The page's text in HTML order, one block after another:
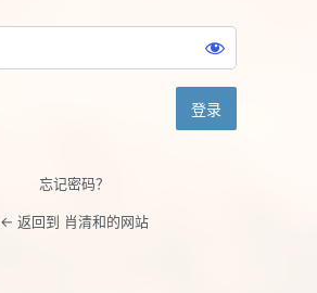
忘记密码？
← 返回到 肖清和的网站